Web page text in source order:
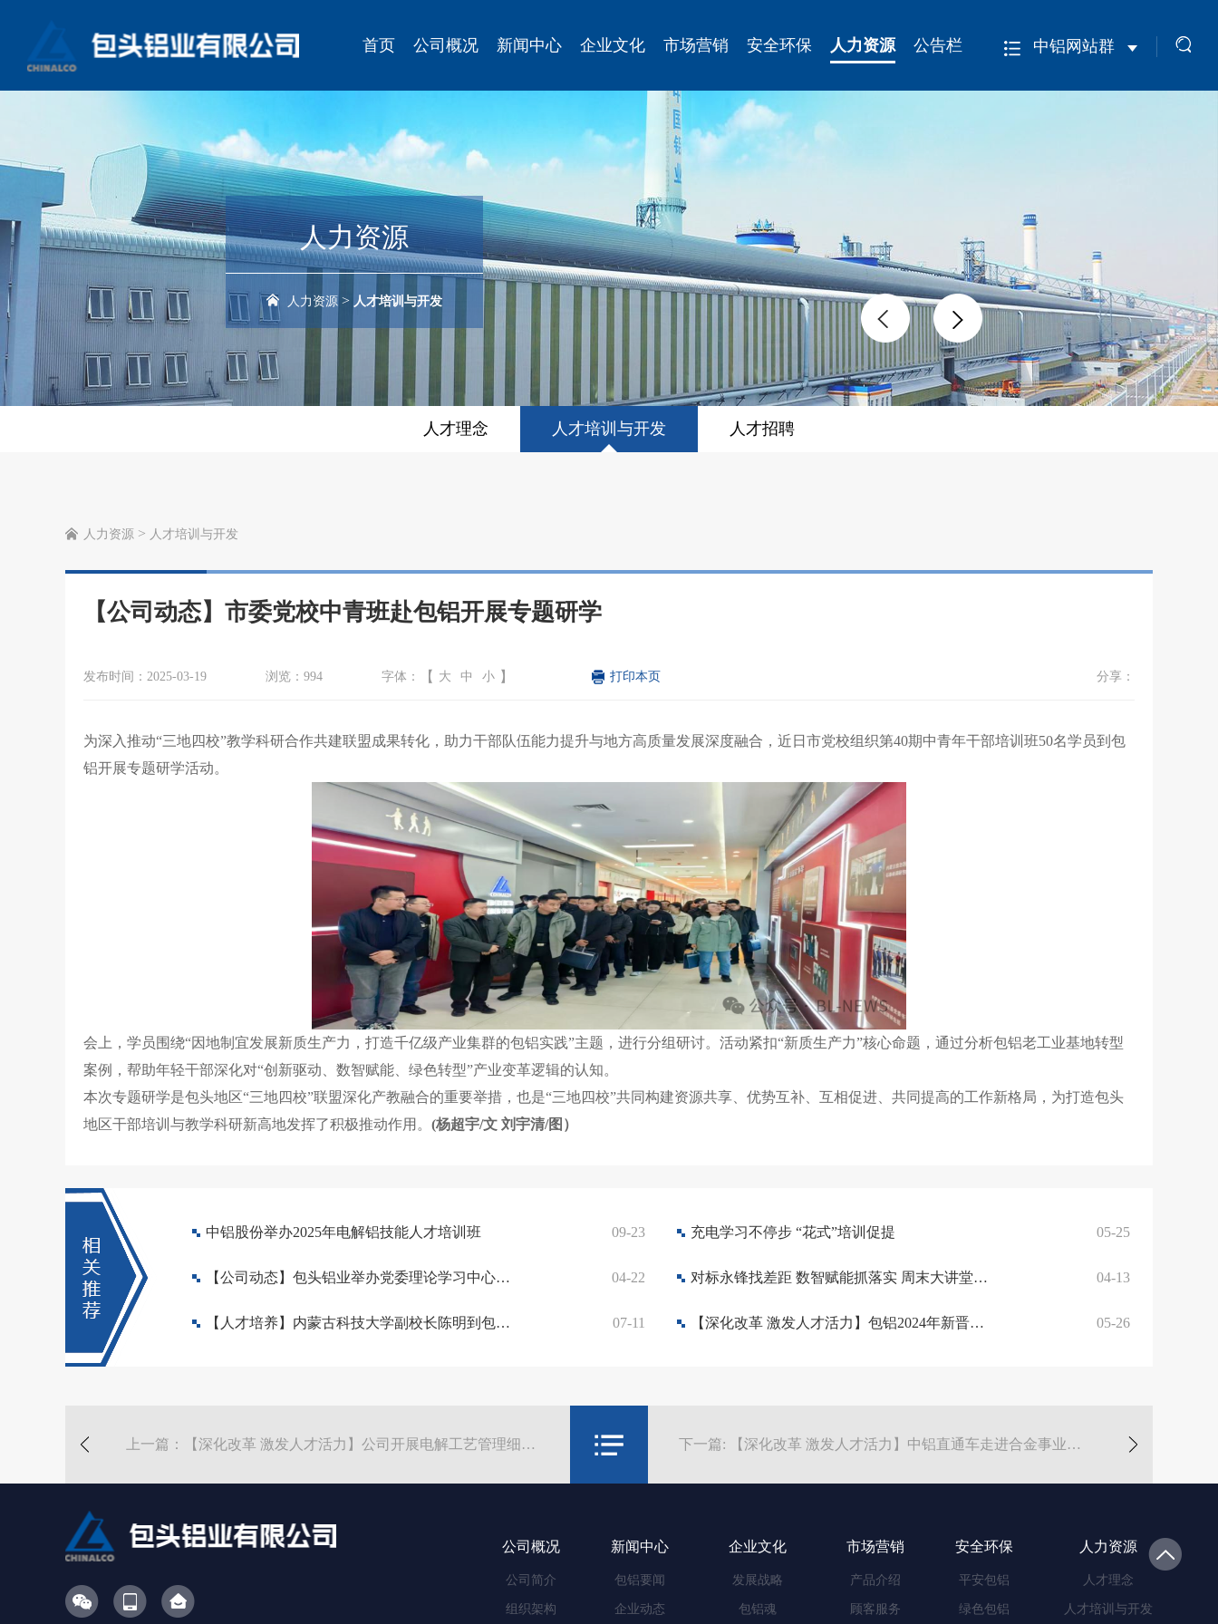
首页 公司概况 新闻中心 企业文化 市场营销 安全环保 人力资源 公告栏 中铝网站群
人力资源
人力资源> 人才培训与开发
人才理念 人才培训与开发 人才招聘
人力资源 > 人才培训与开发
【公司动态】市委党校中青班赴包铝开展专题研学
发布时间：2025-03-19 浏览：994 字体： 【 大 中 小 】 分享：
为深入推动“三地四校”教学科研合作共建联盟成果转化，助力干部队伍能力提升与地方高质量发展深度融合，近日市党校组织第40期中青年干部培训班50名学员到包
铝开展专题研学活动。
会上，学员围绕“因地制宜发展新质生产力，打造千亿级产业集群的包铝实践”主题，进行分组研讨。活动紧扣“新质生产力”核心命题，通过分析包铝老工业基地转型
案例，帮助年轻干部深化对“创新驱动、数智赋能、绿色转型”产业变革逻辑的认知。
本次专题研学是包头地区“三地四校”联盟深化产教融合的重要举措，也是“三地四校”共同构建资源共享、优势互补、互相促进、共同提高的工作新格局，为打造包头
地区干部培训与教学科研新高地发挥了积极推动作用。 (杨超宇/文 刘宇清/图）
中铝股份举办2025年电解铝技能人才培训班 09-23 充电学习不停步 “花式”培训促提 05-25
【公司动态】包头铝业举办党委理论学习中心组（扩大）学习暨青年精神素养提升宣讲活动 04-22 对标永锋找差距 数智赋能抓落实 周末大讲堂聚焦数字化转型 04-13
【人才培养】内蒙古科技大学副校长陈明到包铝交流座谈 07-11 【深化改革 激发人才活力】包铝2024年新晋基层管理人员培训班第二期圆满结业 05-26
上一篇：【深化改革 激发人才活力】公司开展电解工艺管理细则培训 下一篇: 【深化改革 激发人才活力】中铝直通车走进合金事业部 学院学生开启实践学习之旅
公司概况
公司简介
组织架构
新闻中心
包铝要闻
企业动态
企业文化
发展战略
包铝魂
市场营销
产品介绍
顾客服务
安全环保
平安包铝
绿色包铝
人力资源
人才理念
人才培训与开发